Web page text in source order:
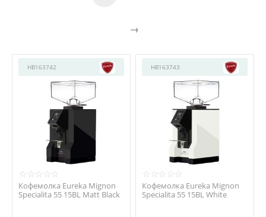
HB163742
Кофемолка Eureka Mignon
Specialita 55 15BL Matt Black
HB163743
Кофемолка Eureka Mignon
Specialita 55 15BL White